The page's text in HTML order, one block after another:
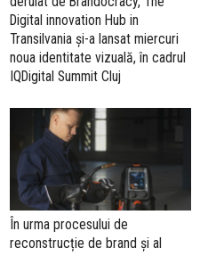
Digital innovation Hub in
Transilvania și-a lansat miercuri
noua identitate vizuală, în cadrul
IQDigital Summit Cluj
În urma procesului de
reconstrucție de brand și al